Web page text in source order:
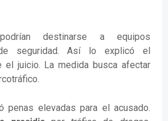
destinarse a equipos
seguridad. Así lo explicó el
el juicio. La medida busca afectar
penas elevadas para el acusado.